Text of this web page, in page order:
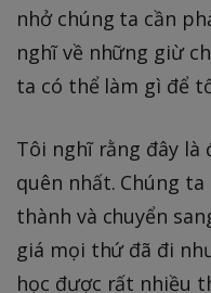
nhở chúng ta cần
nghĩ về những giừ
ta có thể làm gì để
Tôi nghĩ rằng đây
quên nhất. Chúng
thành và chuyển
giá mọi thứ đã đi
học được rất nhiều